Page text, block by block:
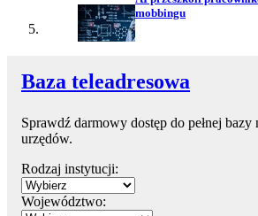
mobbingu
Baza teleadresowa
Sprawdź darmowy dostęp do pełnej bazy
urzędów.
Rodzaj instytucji:
Województwo: